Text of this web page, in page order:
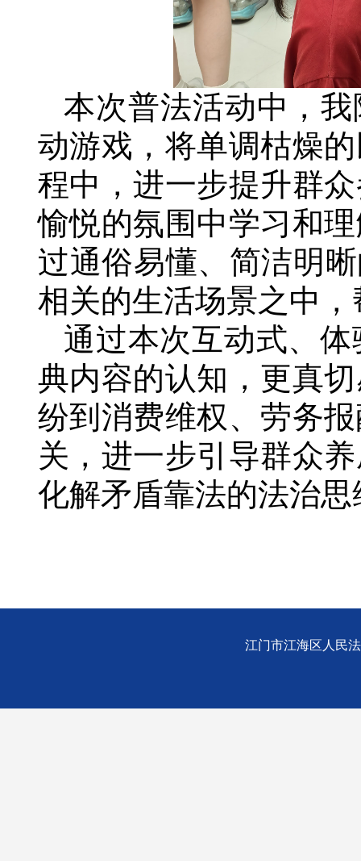
本次普法活动中，
动游戏，将单调枯燥
程中，进一步提升群
愉悦的氛围中学习和
过通俗易懂、简洁明
相关的生活场景之中
通过本次互动式、
典内容的认知，更真
纷到消费维权、劳务
关，进一步引导群众
化解矛盾靠法的法治思
江门市江海区人民